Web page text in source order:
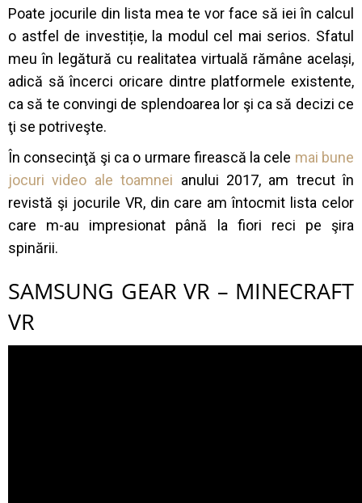
Poate jocurile din lista mea te vor face să iei în calcul
o astfel de investiție, la modul cel mai serios. Sfatul
meu în legătură cu realitatea virtuală rămâne același,
adică să încerci oricare dintre platformele existente,
ca să te convingi de splendoarea lor şi ca să decizi ce
ţi se potriveşte.
În consecinţă şi ca o urmare firească la cele mai bune
jocuri video ale toamnei anului 2017, am trecut în
revistă şi jocurile VR, din care am întocmit lista celor
care m-au impresionat până la fiori reci pe şira
spinării.
SAMSUNG GEAR VR – MINECRAFT
VR